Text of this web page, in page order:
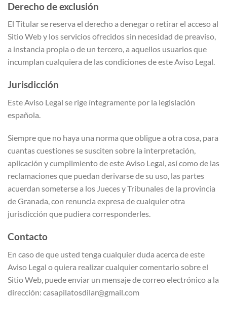
Derecho de exclusión
El Titular se reserva el derecho a denegar o retirar el acceso al
Sitio Web y los servicios ofrecidos sin necesidad de preaviso,
a instancia propia o de un tercero, a aquellos usuarios que
incumplan cualquiera de las condiciones de este Aviso Legal.
Jurisdicción
Este Aviso Legal se rige íntegramente por la legislación
española.
Siempre que no haya una norma que obligue a otra cosa, para
cuantas cuestiones se susciten sobre la interpretación,
aplicación y cumplimiento de este Aviso Legal, así como de las
reclamaciones que puedan derivarse de su uso, las partes
acuerdan someterse a los Jueces y Tribunales de la provincia
de Granada, con renuncia expresa de cualquier otra
jurisdicción que pudiera corresponderles.
Contacto
En caso de que usted tenga cualquier duda acerca de este
Aviso Legal o quiera realizar cualquier comentario sobre el
Sitio Web, puede enviar un mensaje de correo electrónico a la
dirección: casapilatosdilar@gmail.com